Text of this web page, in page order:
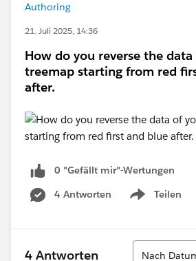
Authoring
21. Juli 2025, 14:36
How do you reverse the
treemap starting from red
after.
0 "Gefällt mir"-Wertungen
4 Antworten
Teilen
Show menu
4 Antworten
Sortieren
Nach